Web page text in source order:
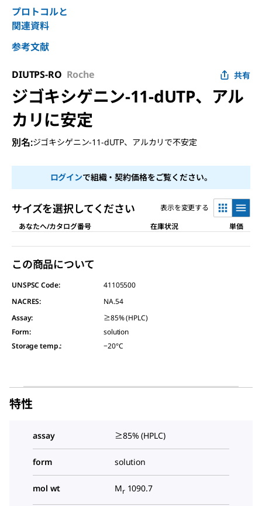
プロトコルと
関連資料
参考文献
DIUTPS-RO Roche 共有
ジゴキシゲニン-11-dUTP、アル
カリに安定
別名:ジゴキシゲニン-11-dUTP、アルカリで不安定
ログインで組織・契約価格をご覧ください。
サイズを選択してください
表示を変更する
あなたへ/カタログ番号
在庫状況 単価
この商品について
UNSPSC Code:
41105500
NACRES:
NA.54
Assay:
≥85% (HPLC)
Form:
solution
Storage temp.: −20°C
特性
assay ≥85% (HPLC)
form solution
mol wt Mr1090.7